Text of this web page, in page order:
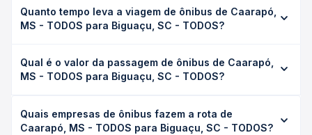
Quanto tempo leva a viagem de ônibus de Caarapó,
MS - TODOS para Biguaçu, SC - TODOS?
Biguaçu, SC - TODOS leva em média 27h 20min, podendo
variar conforme a viação, o tipo de serviço (convencional,
duração exata de cada opção na data desejada.
Qual é o valor da passagem de ônibus de Caarapó,
MS - TODOS para Biguaçu, SC - TODOS?
TODOS para Biguaçu, SC - TODOS custa em média R$
374,99 e varia conforme a data da viagem, a empresa, o
Quais empresas de ônibus fazem a rota de
Caarapó, MS - TODOS para Biguaçu, SC - TODOS?